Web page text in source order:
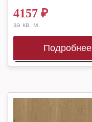
4157 ₽
за кв. м.
Подробнее